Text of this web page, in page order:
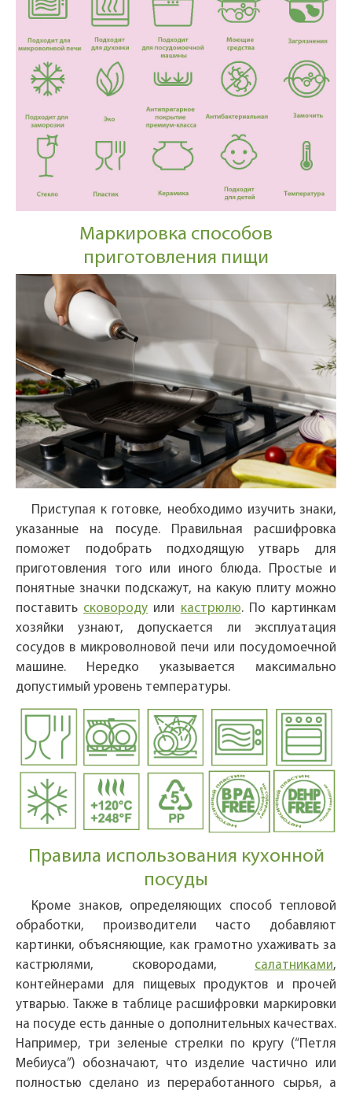
Маркировка способов
приготовления пищи
Приступая к готовке, необходимо изучить знаки,
указанные на посуде. Правильная расшифровка
поможет подобрать подходящую утварь для
приготовления того или иного блюда. Простые и
понятные значки подскажут, на какую плиту можно
поставить сковороду или кастрюлю. По картинкам
хозяйки узнают, допускается ли эксплуатация
сосудов в микроволновой печи или посудомоечной
машине. Нередко указывается максимально
допустимый уровень температуры.
Правила использования кухонной
посуды
Кроме знаков, определяющих способ тепловой
обработки, производители часто добавляют
картинки, объясняющие, как грамотно ухаживать за
кастрюлями, сковородами, салатниками,
контейнерами для пищевых продуктов и прочей
утварью. Также в таблице расшифровки маркировки
на посуде есть данные о дополнительных качествах.
Например, три зеленые стрелки по кругу (“Петля
Мебиуса”) обозначают, что изделие частично или
полностью сделано из переработанного сырья, а